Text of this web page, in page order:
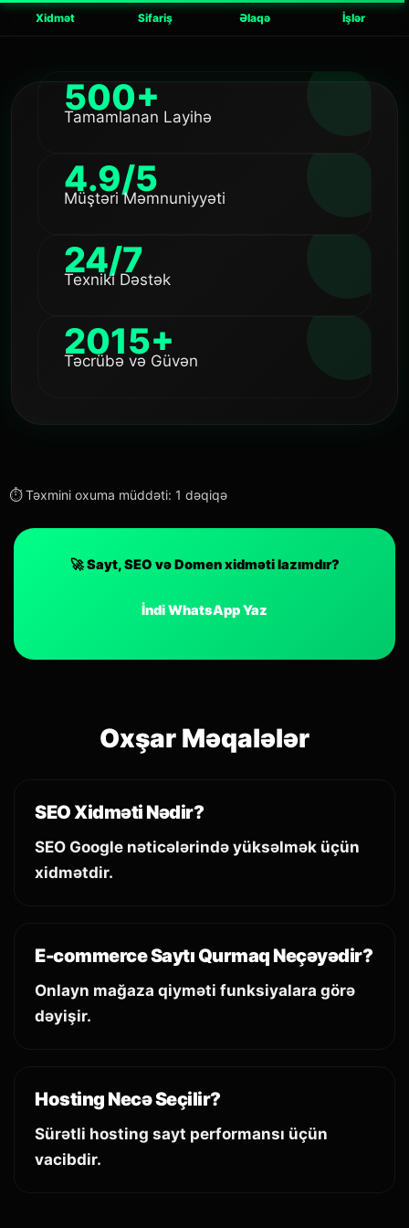
Xidmət Sifariş Əlaqə İşlər
500+
Tamamlanan Layihə
4.9/5
Müştəri Məmnuniyyəti
24/7
Texniki Dəstək
2015+
Təcrübə və Güvən
⏱ Təxmini oxuma müddəti: 1 dəqiqə
🚀 Sayt, SEO və Domen xidməti lazımdır?
İndi WhatsApp Yaz
Oxşar Məqalələr
SEO Xidməti Nədir?
SEO Google nəticələrində yüksəlmək üçün
xidmətdir.
E-commerce Saytı Qurmaq Neçəyədir?
Onlayn mağaza qiyməti funksiyalara görə
dəyişir.
Hosting Necə Seçilir?
Sürətli hosting sayt performansı üçün
vacibdir.